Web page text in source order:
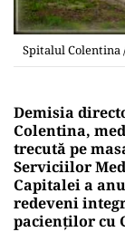
Spitalul
Demisia
Colentina,
trecută pe
Serviciilor
Capitalei a
redeveni
pacienților cu